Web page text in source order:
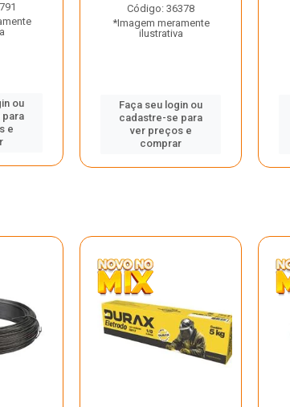
ou
e
Código: 36378
*Imagem meramente
ilustrativa
Faça seu login ou
cadastre-se para
ver preços e
comprar